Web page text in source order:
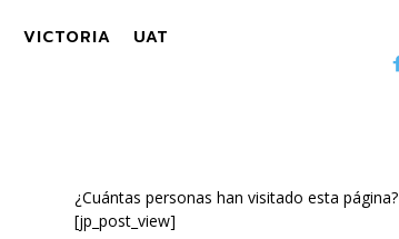
VICTORIA UAT
¿Cuántas personas han visitado esta página?
[jp_post_view]